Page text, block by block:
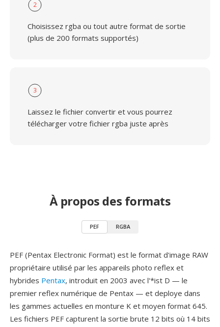
2
Choisissez rgba ou tout autre format de sortie
(plus de 200 formats supportés)
3
Laissez le fichier convertir et vous pourrez
télécharger votre fichier rgba juste après
À propos des formats
PEF RGBA
PEF (Pentax Electronic Format) est le format d'image RAW
propriétaire utilisé par les appareils photo reflex et
hybrides Pentax, introduit en 2003 avec l'*ist D — le
premier reflex numérique de Pentax — et deploye dans
les gammes actuelles en monture K et moyen format 645.
Les fichiers PEF capturent la sortie brute 12 bits où 14 bits